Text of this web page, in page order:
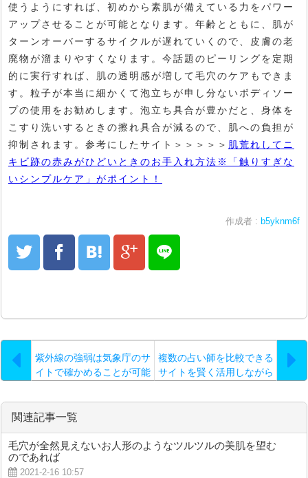
使うようにすれば、初めから素肌が備えている力をパワー
アップさせることが可能となります。年齢とともに、肌が
ターンオーバーするサイクルが遅れていくので、皮膚の老
廃物が溜まりやすくなります。今話題のピーリングを定期
的に実行すれば、肌の透明感が増して毛穴のケアもできま
す。粒子が本当に細かくて泡立ちが申し分ないボディソー
プの使用をお勧めします。泡立ち具合が豊かだと、身体を
こすり洗いするときの擦れ具合が減るので、肌への負担が
抑制されます。参考にしたサイト＞＞＞＞＞ 肌荒れしてニ
キビ跡の赤みがひどいときのお手入れ方法※「触りすぎな
いシンプルケア」がポイント！
作成者 : b5yknm6f
紫外線の強弱は気象庁のサ
イトで確かめることが可能
複数の占い師を比較できる
サイトを賢く活用しながら
関連記事一覧
毛穴が全然見えないお人形のようなツルツルの美肌を望む
のであれば
2021-2-16 10:57